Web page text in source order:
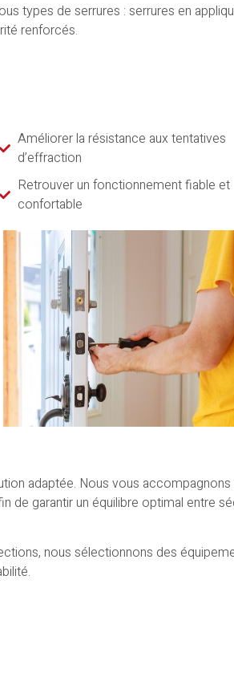
types de serrures : serrures en
renforcés.
Améliorer la résistance aux tentatives
d’effraction
Retrouver un fonctionnement fiable et
confortable
adaptée. Nous vous accompagnons
de garantir un équilibre optimal entre
nous sélectionnons des